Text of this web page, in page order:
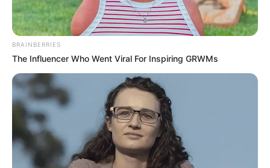
She Spent A Fortune To Look Like A Modern-Day
Barbie
BRAINBERRIES
The Influencer Who Went Viral For Inspiring GRWMs